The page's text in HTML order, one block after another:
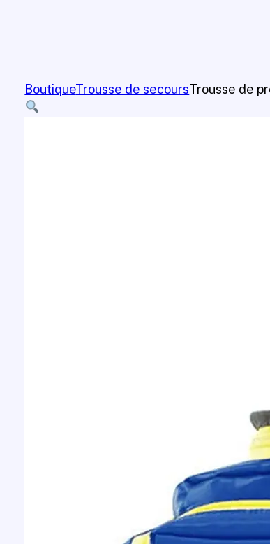
BoutiqueTrousse de secoursTrousse de